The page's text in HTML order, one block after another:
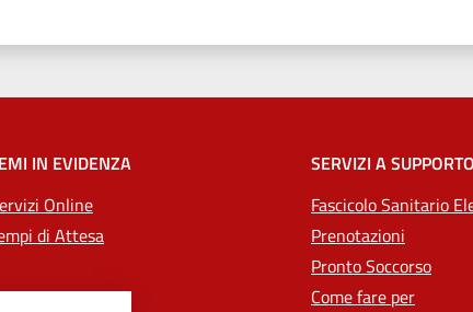
IN EVIDENZA
Online
di Attesa
SERVIZI A SUPPORTO
Fascicolo Sanitario
Prenotazioni
Pronto Soccorso
Come fare per